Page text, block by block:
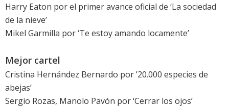
Harry Eaton por el primer avance oficial de ‘La sociedad
de la nieve’
Mikel Garmilla por ‘Te estoy amando locamente’
Mejor cartel
Cristina Hernández Bernardo por ’20.000 especies de
abejas’
Sergio Rozas, Manolo Pavón por ‘Cerrar los ojos’